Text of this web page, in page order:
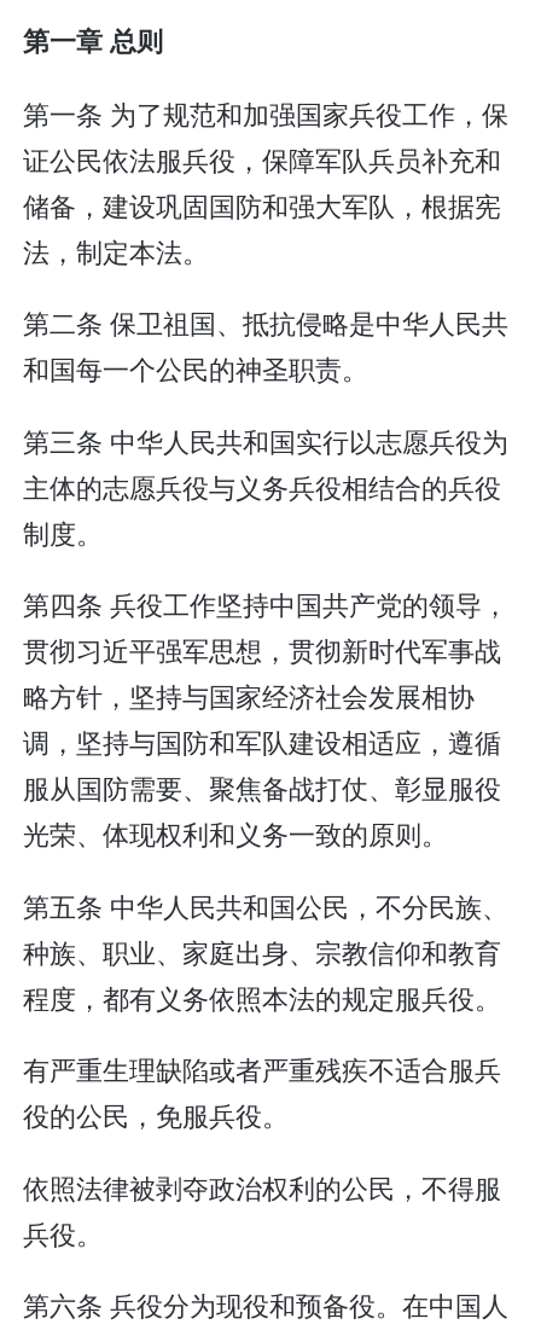
第一章 总则
第一条 为了规范和加强国家兵役工作，保
证公民依法服兵役，保障军队兵员补充和
储备，建设巩固国防和强大军队，根据宪
法，制定本法。
第二条 保卫祖国、抵抗侵略是中华人民共
和国每一个公民的神圣职责。
第三条 中华人民共和国实行以志愿兵役为
主体的志愿兵役与义务兵役相结合的兵役
制度。
第四条 兵役工作坚持中国共产党的领导，
贯彻习近平强军思想，贯彻新时代军事战
略方针，坚持与国家经济社会发展相协
调，坚持与国防和军队建设相适应，遵循
服从国防需要、聚焦备战打仗、彰显服役
光荣、体现权利和义务一致的原则。
第五条 中华人民共和国公民，不分民族、
种族、职业、家庭出身、宗教信仰和教育
程度，都有义务依照本法的规定服兵役。
有严重生理缺陷或者严重残疾不适合服兵
役的公民，免服兵役。
依照法律被剥夺政治权利的公民，不得服
兵役。
第六条 兵役分为现役和预备役。在中国人